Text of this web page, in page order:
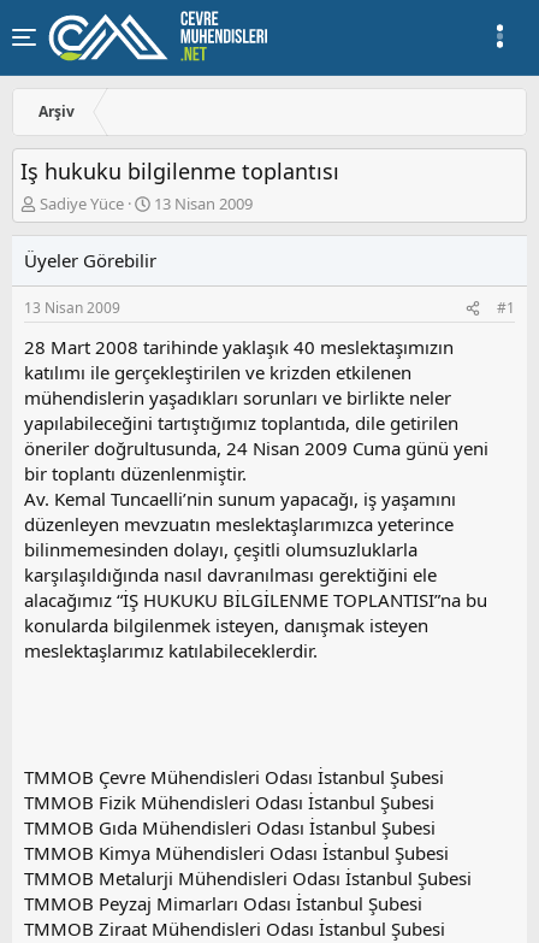
Arşiv
Iş hukuku bilgilenme toplantısı
K
o
u
y
u
a
ş
l
a
t
a
n
Sadiye Yüce
B
a
l
a
ı
ç
t
a
r
i
h
i
13 Nisan 2009
Üyeler Görebilir
13 Nisan 2009 #1
28 Mart 2008 tarihinde yaklaşık 40 meslektaşımızın
katılımı ile gerçekleştirilen ve krizden etkilenen
mühendislerin yaşadıkları sorunları ve birlikte neler
yapılabileceğini tartıştığımız toplantıda, dile getirilen
öneriler doğrultusunda, 24 Nisan 2009 Cuma günü yeni
bir toplantı düzenlenmiştir.
Av. Kemal Tuncaelli’nin sunum yapacağı, iş yaşamını
düzenleyen mevzuatın meslektaşlarımızca yeterince
bilinmemesinden dolayı, çeşitli olumsuzluklarla
karşılaşıldığında nasıl davranılması gerektiğini ele
alacağımız “İŞ HUKUKU BİLGİLENME TOPLANTISI”na bu
konularda bilgilenmek isteyen, danışmak isteyen
meslektaşlarımız katılabileceklerdir.
TMMOB Çevre Mühendisleri Odası İstanbul Şubesi
TMMOB Fizik Mühendisleri Odası İstanbul Şubesi
TMMOB Gıda Mühendisleri Odası İstanbul Şubesi
TMMOB Kimya Mühendisleri Odası İstanbul Şubesi
TMMOB Metalurji Mühendisleri Odası İstanbul Şubesi
TMMOB Peyzaj Mimarları Odası İstanbul Şubesi
TMMOB Ziraat Mühendisleri Odası İstanbul Şubesi